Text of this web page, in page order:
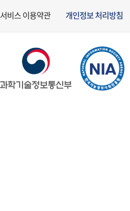
서비스 이용약관 개인정보 처리방침